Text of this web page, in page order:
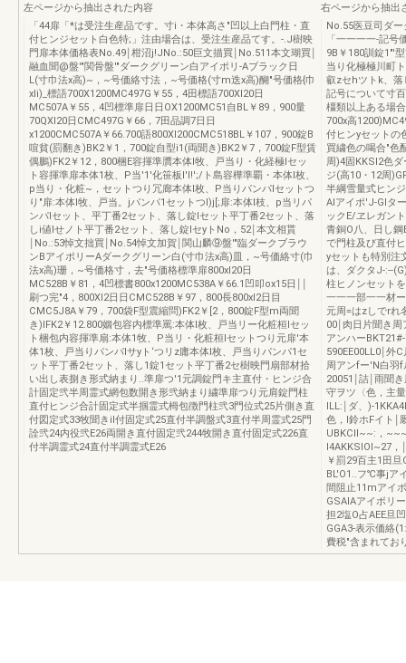
左ページから抽出された内容
「44扉「*は受注生産品です。寸i・本体高さ"凹以上白門柱・直
付ヒンジセット白色特;」注由場合は、受注生産品てす。-.J樹映
門扉本体価格表No.49￨柑沼j!JNo.:50巨文描買￨No.511本文瑚買￨
融血聞@盤'"関骨盤'"ダークグリーン白アイポリ-Aブラック日
L(寸巾法x高)~，~号価絡寸法，~号価格(寸m迭x高)醐"号価格{巾
xli)_標語700X1200MC497G￥55，4田標語700Xl20日
MC507A￥55，4凹標準扉日日OX1200MC51自BL￥89，900量
70QXl20日CMC497G￥66，7田品調7日日
x1200CMC507A￥66.700語800Xl200CMC518BL￥107，900錠B
喧貧(罰翻き)BK2￥1，700錠自型i1(両聞き)BK2￥7，700錠F型賃
偶鵬)FK2￥12，800梱E容揮準贋本体l牧、戸当り・化経極lセッ
ト容揮準扉本体1枚、P当'1'化笹板I'I!';/ト島容樺準覇・本体l枚、
p当り・化粧~，セットつり冗廊本体l枚、P当りパンパlセットつ
り"扉:本体l牧、戸当。jパンパ1セットつI)j[;扉:本体l枝、p当リパ
ンパlセット、平丁番2セット、落し錠lセット平丁番2セット、落
しi値lせノト平丁番2セット、落し錠lセyトNo，52￨本文相貰
￨No.:53悼文拙買￨No.54悼文加賀￨関山麟⑨盤'"臨ダークブラウ
ンBアイポリーAダークグリーン白(寸巾法x高)皿，~号価絡寸(巾
法x高)珊，~号価格寸，去"号価格標準扉800xl20日
MC528B￥81，4凹標書800x1200MC538A￥66.1凹叩ox15日￨￨
刷つ完"4，800Xl2日日CMC528B￥97，800長800xl2日目
CMC5J8A￥79，700袋F型震縮問)FK2￥[2，800錠F型m両聞
き)IFK2￥12.800姻包容内標準罵:本体l枚、戸当リー化粧桓lセッ
ト梱包内容揮準扇:本体1牧、P当リ・化粧桓lセットつり元扉'本
体1枚、戸当りパンパlサyト‘つリz庸本体l枚、戸当りパンパ1セ
ット平丁番2セット、落し1錠1セット平丁番2セ樹映門扇部材拾
い出し表捌き形式納まり..準扉つ'1元調錠門キ主直付・ヒンジ合
計固定弐半周霊式網包数開き形弐納まり繍準扉つり元肩錠門柱
直付ヒンジ合計固定式半掴霊式栂包徴門柱弐3門位式25片側き直
付図定式33牧聞きiI付固定式25直付半調盤式3直付半周霊式25門
詮弐24内役弐E26両開き直付固定弐244牧開き直付固定式226直
付半調霊式24直付半調霊式E26
右ページから抽出
No.55医豆司ダ
「一一一一-記
9B￥180訓錠1"'
当り化極極川町
叡zセhツトk、落
記号について寸
橿類以上ある場
700x高
付ヒンyセットの
買繍色の喝合"色
周)4固KKSI2色
ジ(高10・12周
半綱雪量式ヒン
AIアイポ'J-GIタ
ックE/ヱレガン
青銅O八、日し
で門柱及び直付
yセットも特別注
は、ダクタJ-:--
柱ヒノンセット
一一一部一一材
元周=はzしでrれ
00￨肉日片聞き
アンハー
590EE00LL0￨外
周アンfー'N白羽f
20051￨詰￨雨聞
守ヲツ〈色，主
lLL:￨ダ、)-
色，l鈴ホFイト￨
UBKCII~~:，
I4AKKSIOI~27，
￥罰29百主1田
BL'O1..フ℃事jア
間阻止11mアイ
GSAIAアイボリ
担2塩O占AEE旦
GGA3-表示価絡
費税"含まれてお